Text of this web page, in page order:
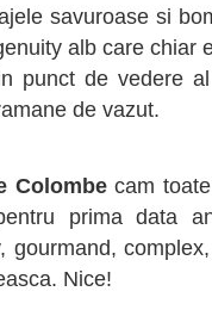
savuroase si
alb care chiar
punct de vedere
de vazut.
Colombecam toate
prima data
gourmand,
Nice!